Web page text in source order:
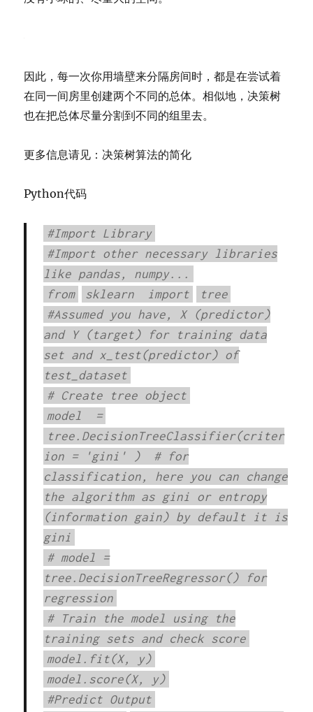
因此，每一次你用墙壁来分隔房间时，都是在尝试着
在同一间房里创建两个不同的总体。相似地，决策树
也在把总体尽量分割到不同的组里去。
更多信息请见：决策树算法的简化
Python代码
#Import Library
#Import other necessary libraries
like pandas, numpy...
from
sklearn import
tree
#Assumed you have, X (predictor)
and Y (target) for training data
set and x_test(predictor) of
test_dataset
# Create tree object
model
=
tree.DecisionTreeClassifier(criter
ion = 'gini' )
# for
classification, here you can change
the algorithm as gini or entropy
(information gain) by default it is
gini
# model =
tree.DecisionTreeRegressor() for
regression
# Train the model using the
training sets and check score
model.fit(X, y)
model.score(X, y)
#Predict Output